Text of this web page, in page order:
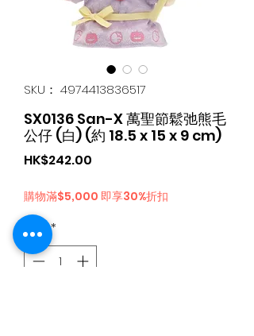
SKU： 4974413836517
SX0136 San-X 萬聖節鬆弛熊毛
公仔 (白) (約 18.5 x 15 x 9 cm)
HK$242.00
購物滿$5,000 即享30%折扣
数量 *